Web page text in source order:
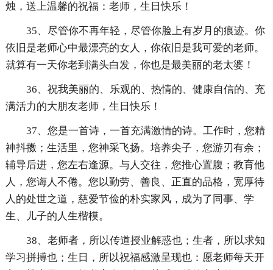
烛，送上温馨的祝福：老师，生日快乐！
35、尽管你不再年轻，尽管你脸上有岁月的痕迹。你
依旧是老师心中最漂亮的女人，你依旧是我可爱的老师。
就算有一天你老到满头白发，你也是最美丽的老太婆！
36、祝我美丽的、乐观的、热情的、健康自信的、充
满活力的大朋友老师，生日快乐！
37、您是一首诗，一首充满激情的诗。工作时，您精
神抖擞；生活里，您神采飞扬。培养尖子，您游刃有余；
辅导后进，您左右逢源。与人交往，您推心置腹；教育他
人，您诲人不倦。您以勤劳、善良、正直的品格，宽厚待
人的处世之道，慈爱节俭的朴实家风，成为了同事、学
生、儿子的人生楷模。
38、老师者，所以传道授业解惑也；生者，所以求知
学习拼搏也；生日，所以祝福感激呈现也：愿老师每天开